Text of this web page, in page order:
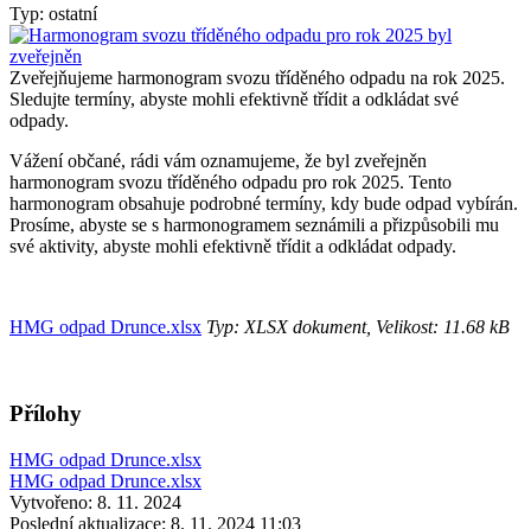
Typ: ostatní
Zveřejňujeme harmonogram svozu tříděného odpadu na rok 2025.
Sledujte termíny, abyste mohli efektivně třídit a odkládat své
odpady.
Vážení občané, rádi vám oznamujeme, že byl zveřejněn
harmonogram svozu tříděného odpadu pro rok 2025. Tento
harmonogram obsahuje podrobné termíny, kdy bude odpad vybírán.
Prosíme, abyste se s harmonogramem seznámili a přizpůsobili mu
své aktivity, abyste mohli efektivně třídit a odkládat odpady.
HMG odpad Drunce.xlsx Typ: XLSX dokument, Velikost: 11.68 kB
Přílohy
HMG odpad Drunce.xlsx
HMG odpad Drunce.xlsx
Vytvořeno: 8. 11. 2024
Poslední aktualizace: 8. 11. 2024 11:03